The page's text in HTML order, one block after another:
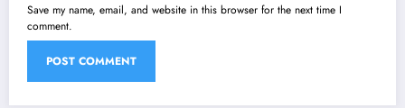
Save my name, email, and website in this browser for the next time I
comment.